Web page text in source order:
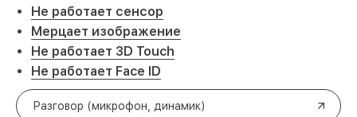
Не работает сенсор
Мерцает изображение
Не работает 3D Touch
Не работает Face ID
Разговор (микрофон, динамик)